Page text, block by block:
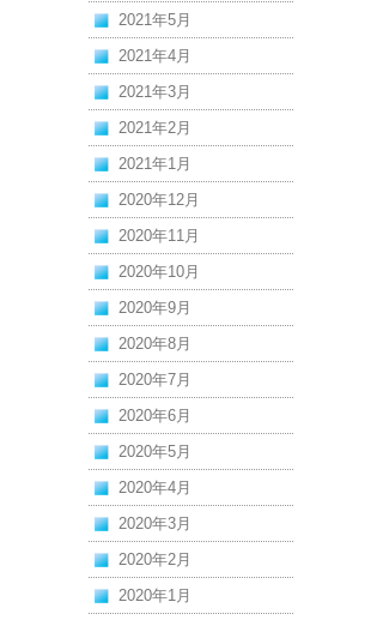
2021年5月
2021年4月
2021年3月
2021年2月
2021年1月
2020年12月
2020年11月
2020年10月
2020年9月
2020年8月
2020年7月
2020年6月
2020年5月
2020年4月
2020年3月
2020年2月
2020年1月